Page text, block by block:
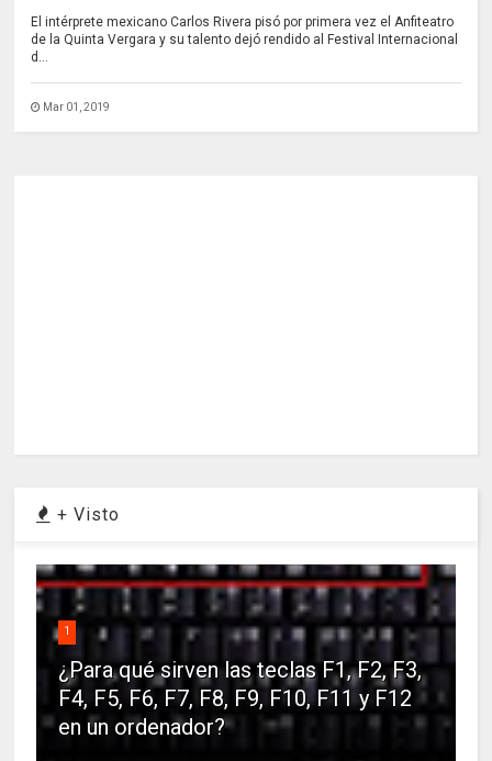
El intérprete mexicano Carlos Rivera pisó por primera vez el Anfiteatro
de la Quinta Vergara y su talento dejó rendido al Festival Internacional
d...
Mar 01, 2019
+ Visto
1
¿Para qué sirven las teclas F1, F2, F3,
F4, F5, F6, F7, F8, F9, F10, F11 y F12
en un ordenador?